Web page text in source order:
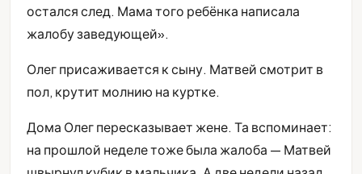
остался след. Мама того ребёнка написала
жалобу заведующей».
Олег присаживается к сыну. Матвей смотрит в
пол, крутит молнию на куртке.
Дома Олег пересказывает жене. Та вспоминает:
на прошлой неделе тоже была жалоба — Матвей